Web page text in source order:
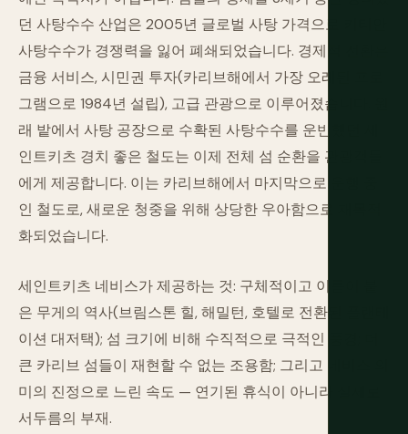
던 사탕수수 산업은 2005년 글로벌 사탕 가격으로 키티안
사탕수수가 경쟁력을 잃어 폐쇄되었습니다. 경제적 전환은
금융 서비스, 시민권 투자(카리브해에서 가장 오래된 프로
그램으로 1984년 설립), 고급 관광으로 이루어졌습니다. 원
래 밭에서 사탕 공장으로 수확된 사탕수수를 운반했던 세
인트키츠 경치 좋은 철도는 이제 전체 섬 순환을 관광객들
에게 제공합니다. 이는 카리브해에서 마지막으로 운행 중
인 철도로, 새로운 청중을 위해 상당한 우아함으로 재목적
화되었습니다.
세인트키츠 네비스가 제공하는 것: 구체적이고 이름이 붙
은 무게의 역사(브림스톤 힐, 해밀턴, 호텔로 전환된 플랜테
이션 대저택); 섬 크기에 비해 수직적으로 극적인 풍경; 더
큰 카리브 섬들이 재현할 수 없는 조용함; 그리고 네비스 의
미의 진정으로 느린 속도 — 연기된 휴식이 아니라 실제로
서두름의 부재.